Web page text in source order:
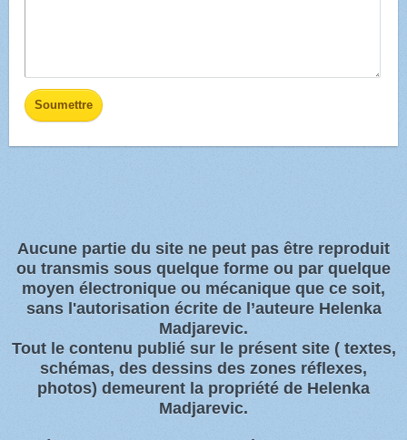
Aucune partie du site ne peut pas être reproduit
ou transmis sous quelque forme ou par quelque
moyen électronique ou mécanique que ce soit,
sans l'autorisation écrite de l’auteure Helenka
Madjarevic.
Tout l e contenu publié sur le présent site( textes,
schémas, des dessins des zones réflexes,
photos) demeurent la propriété de Helenka
Madjarevic.